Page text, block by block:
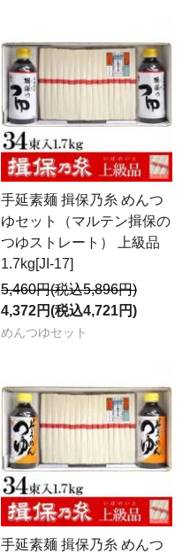
手延素麺 揖保乃糸 めんつ
ゆセット（マルテン揖保の
つゆストレート） 上級品
1.7kg[JI-17]
5,460円(税込5,896円)
4,372円(税込4,721円)
めんつゆセット
手延素麺 揖保乃糸 めんつ